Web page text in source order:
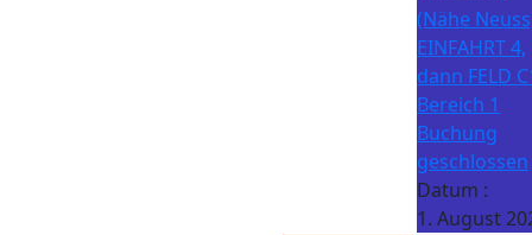
(Nähe
EINFAHRT 4,
dann FELD
Bereich 1
Buchung
geschlossen
Datum :
1. August